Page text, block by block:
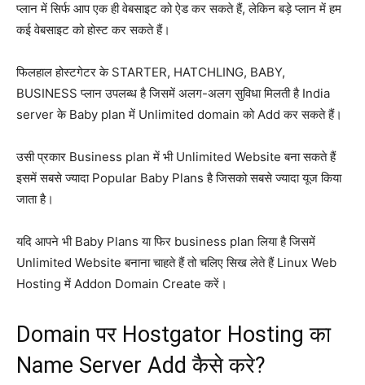
प्लान में सिर्फ आप एक ही वेबसाइट को ऐड कर सकते हैं, लेकिन बड़े प्लान में हम
कई वेबसाइट को होस्ट कर सकते हैं।
फिलहाल होस्टगेटर के STARTER, HATCHLING, BABY,
BUSINESS प्लान उपलब्ध है जिसमें अलग-अलग सुविधा मिलती है India
server के Baby plan में Unlimited domain को Add कर सकते हैं।
उसी प्रकार Business plan में भी Unlimited Website बना सकते हैं
इसमें सबसे ज्यादा Popular Baby Plans है जिसको सबसे ज्यादा यूज किया
जाता है।
यदि आपने भी Baby Plans या फिर business plan लिया है जिसमें
Unlimited Website बनाना चाहते हैं तो चलिए सिख लेते हैं Linux Web
Hosting में Addon Domain Create करें।
Domain पर Hostgator Hosting का
Name Server Add कैसे करे?